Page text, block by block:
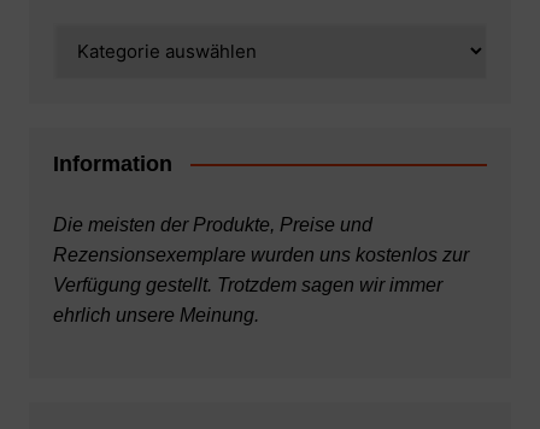
Information
Die meisten der Produkte, Preise und
Rezensionsexemplare wurden uns kostenlos zur
Verfügung gestellt. Trotzdem sagen wir immer
ehrlich unsere Meinung.